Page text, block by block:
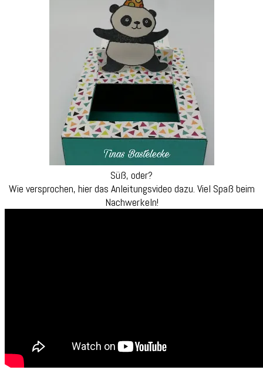
Süß, oder?
Wie versprochen, hier das Anleitungsvideo dazu. Viel Spaß beim
Nachwerkeln!